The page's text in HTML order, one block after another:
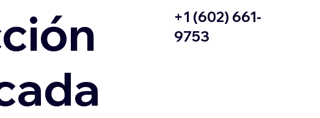
+1 (602) 661-
9753